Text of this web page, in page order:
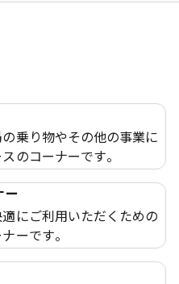
乗り物やその他の事業に
のコーナーです。
ー
にご利用いただくための
ーです。